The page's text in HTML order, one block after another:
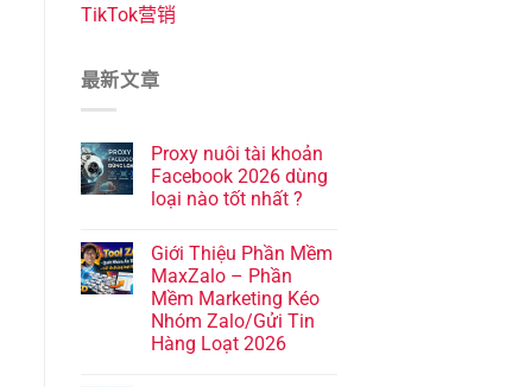
TikTok营销
最新文章
Proxy nuôi tài khoản
Facebook 2026 dùng
loại nào tốt nhất ?
Giới Thiệu Phần Mềm
MaxZalo – Phần
Mềm Marketing Kéo
Nhóm Zalo/Gửi Tin
Hàng Loạt 2026